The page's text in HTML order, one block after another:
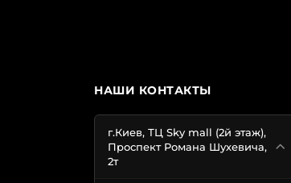
НАШИ КОНТАКТЫ
г.Киев, ТЦ Sky mall (2й этаж),
Проспект Романа Шухевича,
2т